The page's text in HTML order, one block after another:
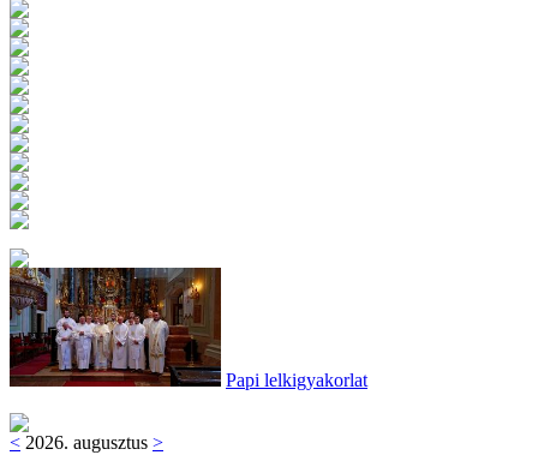
Papi lelkigyakorlat
< 2026. augusztus >